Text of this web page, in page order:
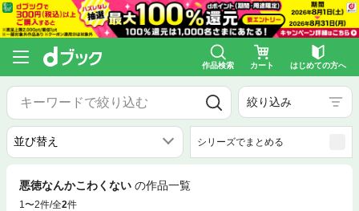
作品検索 カート はじめての方へ
絞り込み
シリーズでまとめる
悪徳なんかこわくない の作品一覧
1〜2件/全2件